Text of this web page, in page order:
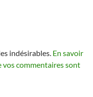
indésirables. En savoir
vos commentaires sont